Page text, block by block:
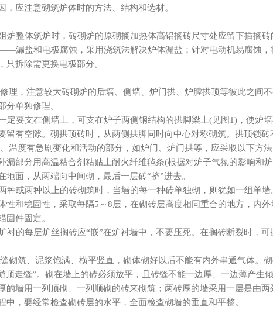
，应注意砌筑炉体时的方法、结构和选材。
整体筑炉时，砖砌炉的原砌搁加热体高铝搁砖尺寸处应留下插搁砖
漏盐和电极腐蚀，采用浇筑法解决炉体漏盐；针对电动机易腐蚀，
只拆除需更换电极部分。
理，注意较大砖砌炉的后墙、侧墙、炉门拱、炉膛拱顶等彼此之间
分单独修理。
要支在侧墙上，可支在炉子两侧钢结构的拱脚梁上(见图1)，使炉
留有空隙。砌拱顶砖时，从两侧拱脚同时向中心对称砌筑。拱顶锁
温度有急剧变化和活动的部分，如炉门、炉门拱等，应采取以下方
漏部分用高温粘合剂粘贴上耐火纤维毡条(根据对炉子气氛的影响和
地面，从两端向中间砌，最后一层砖“挤”进去。
或两种以上的砖砌筑时，当墙的每一种砖单独砌，则犹如一组单墙
性和稳固性，采取每隔5～8层，在砌砖层高度相同重合的地方，内
固件固定。
的每层炉丝搁砖应“嵌”在炉衬墙中，不要压死。在搁砖断裂时，
砌筑、泥浆饱满、横平竖直，砌体砌好以后不能有内外串通气体。
顶走缝”。砌在墙上的砖必须放平，且砖缝不能一边厚、一边薄产生
的墙用一列顶砌、一列顺砌的砖来砌筑；两砖厚的墙采用一层是由
中，要经常检查砌砖层的水平，全面检查砌墙的垂直和平整。